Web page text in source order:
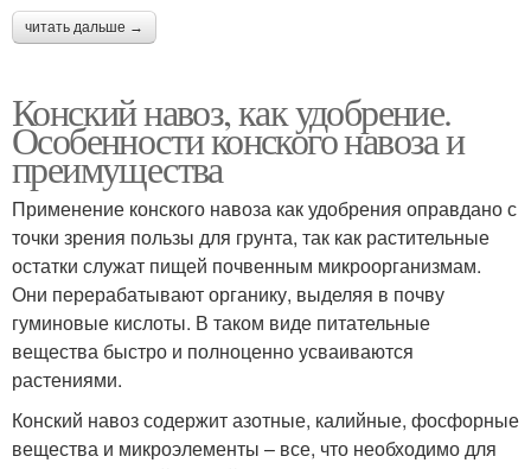
читать дальше →
Конский навоз, как удобрение.
Особенности конского навоза и
преимущества
Применение конского навоза как удобрения оправдано с
точки зрения пользы для грунта, так как растительные
остатки служат пищей почвенным микроорганизмам.
Они перерабатывают органику, выделяя в почву
гуминовые кислоты. В таком виде питательные
вещества быстро и полноценно усваиваются
растениями.
Конский навоз содержит азотные, калийные, фосфорные
вещества и микроэлементы – все, что необходимо для